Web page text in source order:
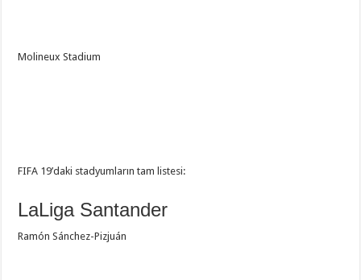
Molineux Stadium
FIFA 19’daki stadyumların tam listesi:
LaLiga Santander
Ramón Sánchez-Pizjuán